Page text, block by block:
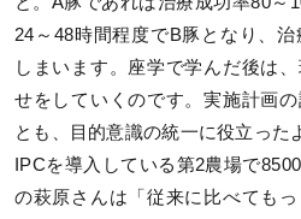
24～48時間程度でB豚となり、
しまいます。座学で学んだ後は
せをしていくのです。実施計画
とも、目的意識の統一に役立った
IPCを導入している第2農場で
の萩原さんは「従来に比べても